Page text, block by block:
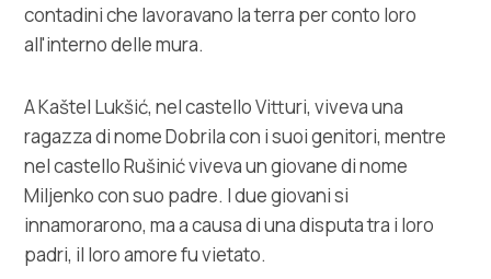
contadini che lavoravano la terra per conto loro
all'interno delle mura.
A Kaštel Lukšić, nel castello Vitturi, viveva una
ragazza di nome Dobrila con i suoi genitori, mentre
nel castello Rušinić viveva un giovane di nome
Miljenko con suo padre. I due giovani si
innamorarono, ma a causa di una disputa tra i loro
padri, il loro amore fu vietato.